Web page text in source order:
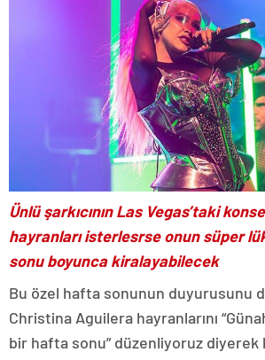
Ünlü şarkıcının Las Vegas’taki
hayranları isterlesrse onun süper
sonu boyunca kiralayabilecek
Bu özel hafta sonunun duyurusunu
Christina Aguilera hayranlarını
bir hafta sonu” düzenliyoruz